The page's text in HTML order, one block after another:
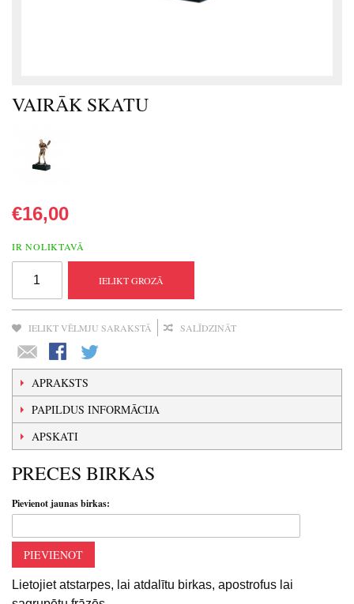
VAIRĀK SKATU
€16,00
IR NOLIKTAVĀ
IELIKT GROZĀ
IELIKT VĒLMJU SARAKSTĀ SALĪDZINĀT
APRAKSTS
PAPILDUS INFORMĀCIJA
APSKATI
PRECES BIRKAS
Pievienot jaunas birkas:
PIEVIENOT
Lietojiet atstarpes, lai atdalītu birkas, apostrofus lai